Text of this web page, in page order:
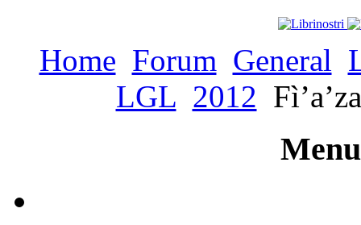
Home Forum General
LGL 2012